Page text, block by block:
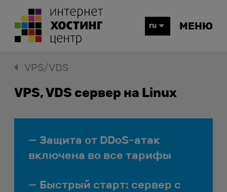
ru МЕНЮ
VPS/VDS
VPS, VDS сервер на Linux
Защита от DDoS-атак
включена во все тарифы
Быстрый старт: сервер с